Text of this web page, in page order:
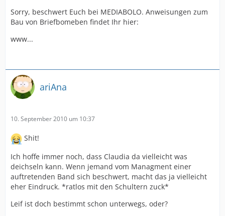
Sorry, beschwert Euch bei MEDIABOLO. Anweisungen zum
Bau von Briefbomeben findet Ihr hier:
www...
ariAna
10. September 2010 um 10:37
Shit!
Ich hoffe immer noch, dass Claudia da vielleicht was
deichseln kann. Wenn jemand vom Managment einer
auftretenden Band sich beschwert, macht das ja vielleicht
eher Eindruck. *ratlos mit den Schultern zuck*
Leif ist doch bestimmt schon unterwegs, oder?